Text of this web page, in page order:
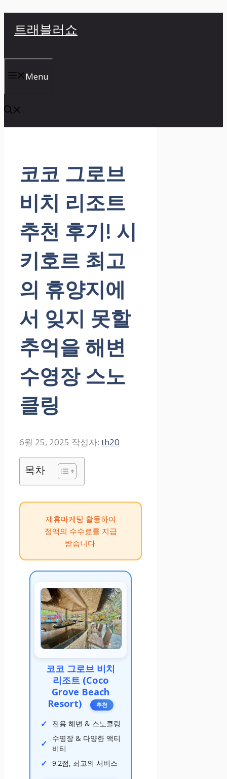
너
뛰
기
트래블러쇼
Menu
코코 그로브
비치 리조트
추천 후기! 시
키호르 최고
의 휴양지에
서 잊지 못할
추억을 해변
수영장 스노
클링
6월 25, 2025 작성자: th20
목차
제휴마케팅 활동하여
정액의 수수료를 지급
받습니다.
코코 그로브 비치
리조트 (Coco
Grove Beach
Resort)
추천
전용 해변 & 스노클링
수영장 & 다양한 액티
비티
9.2점, 최고의 서비스